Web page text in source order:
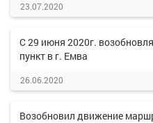
23.07.2020
С 29 июня 2020г.
пункт в г. Емва
26.06.2020
Возобновил движение